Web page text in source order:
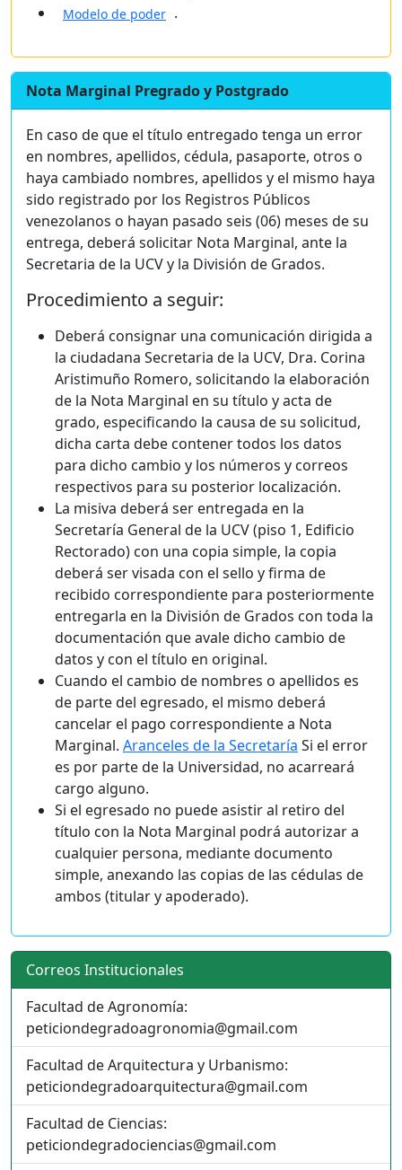
Modelo de poder .
Nota Marginal Pregrado y Postgrado
En caso de que el título entregado tenga un error
en nombres, apellidos, cédula, pasaporte, otros o
haya cambiado nombres, apellidos y el mismo haya
sido registrado por los Registros Públicos
venezolanos o hayan pasado seis (06) meses de su
entrega, deberá solicitar Nota Marginal, ante la
Secretaria de la UCV y la División de Grados.
Procedimiento a seguir:
Deberá consignar una comunicación dirigida a
la ciudadana Secretaria de la UCV, Dra. Corina
Aristimuño Romero, solicitando la elaboración
de la Nota Marginal en su título y acta de
grado, especificando la causa de su solicitud,
dicha carta debe contener todos los datos
para dicho cambio y los números y correos
respectivos para su posterior localización.
La misiva deberá ser entregada en la
Secretaría General de la UCV (piso 1, Edificio
Rectorado) con una copia simple, la copia
deberá ser visada con el sello y firma de
recibido correspondiente para posteriormente
entregarla en la División de Grados con toda la
documentación que avale dicho cambio de
datos y con el título en original.
Cuando el cambio de nombres o apellidos es
de parte del egresado, el mismo deberá
cancelar el pago correspondiente a Nota
Marginal. Aranceles de la Secretaría Si el error
es por parte de la Universidad, no acarreará
cargo alguno.
Si el egresado no puede asistir al retiro del
título con la Nota Marginal podrá autorizar a
cualquier persona, mediante documento
simple, anexando las copias de las cédulas de
ambos (titular y apoderado).
Correos Institucionales
Facultad de Agronomía:
peticiondegradoagronomia@gmail.com
Facultad de Arquitectura y Urbanismo:
peticiondegradoarquitectura@gmail.com
Facultad de Ciencias:
peticiondegradociencias@gmail.com